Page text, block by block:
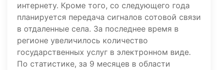
интернету. Кроме того, со следующего года
планируется передача сигналов сотовой связи
в отдаленные села. За последнее время в
регионе увеличилось количество
государственных услуг в электронном виде.
По статистике, за 9 месяцев в области